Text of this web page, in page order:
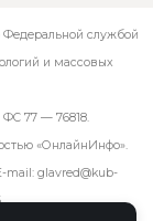
Федеральной службой
и массовых
77 — 76818.
«ОнлайнИнфо».
mail: glavred@kub-
.